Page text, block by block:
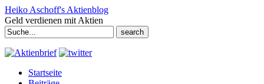
Heiko Aschoff's Aktienblog
Geld verdienen mit Aktien
Search
for:
Startseite